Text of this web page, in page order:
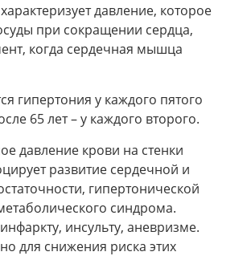
давление, которое
при сокращении сердца,
когда сердечная мышца
гипертония у каждого пятого
65 лет – у каждого второго.
давление крови на стенки
развитие сердечной и
гипертонической
синдрома.
инсульту, аневризме.
для снижения риска этих